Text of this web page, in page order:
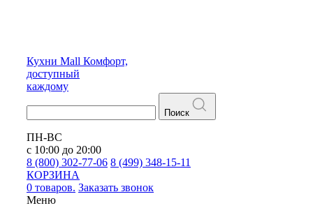
Кухни Mall Комфорт,
доступный
каждому
Поиск
ПН-ВС
с 10:00 до 20:00
8 (800) 302-77-06 8 (499) 348-15-11
КОРЗИНА
0 товаров. Заказать звонок
Меню